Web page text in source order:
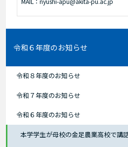
令和６年度のお知らせ
令和８年度のお知らせ
令和７年度のお知らせ
令和６年度のお知らせ
本学学生が母校の金足農業高校で講